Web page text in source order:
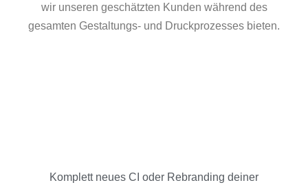
wir unseren geschätzten Kunden während des
gesamten Gestaltungs- und Druckprozesses bieten.
Komplett neues CI oder Rebranding deiner